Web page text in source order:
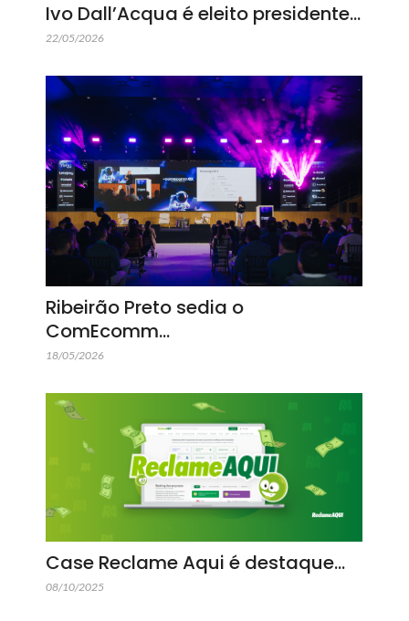
Ivo Dall’Acqua é eleito presidente…
22/05/2026
Ribeirão Preto sedia o
ComEcomm…
18/05/2026
Case Reclame Aqui é destaque…
08/10/2025